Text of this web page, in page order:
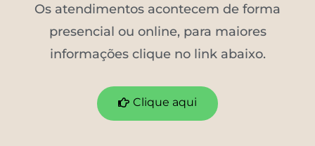
Os atendimentos acontecem de forma
presencial ou online, para maiores
informações clique no link abaixo.
Clique aqui